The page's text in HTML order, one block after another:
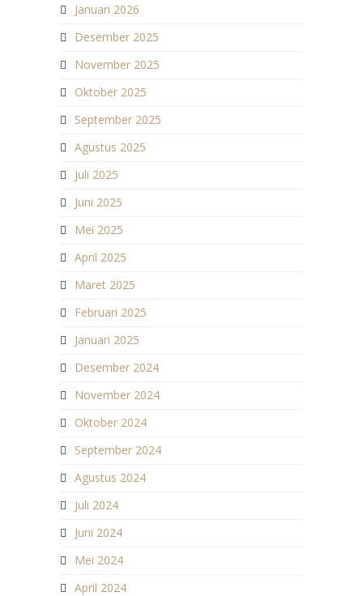
Januari 2026
Desember 2025
November 2025
Oktober 2025
September 2025
Agustus 2025
Juli 2025
Juni 2025
Mei 2025
April 2025
Maret 2025
Februari 2025
Januari 2025
Desember 2024
November 2024
Oktober 2024
September 2024
Agustus 2024
Juli 2024
Juni 2024
Mei 2024
April 2024